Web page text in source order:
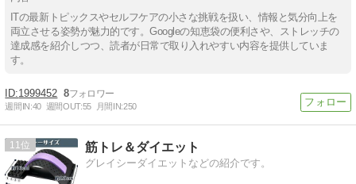
ITの最新トピックスやセルフケアの小さな挑戦を扱い、情報と気分向上を
両立させる姿勢が魅力的です。Googleの知恵袋の便利さや、ストレッチの
達成感を紹介しつつ、読者が日常で取り入れやすい内容を提供していま
す。
1999452 8
週間IN:40 週間OUT:55 月間IN:250
11 筋トレ＆ダイエット
グレイシーダイエットなどの紹介です。